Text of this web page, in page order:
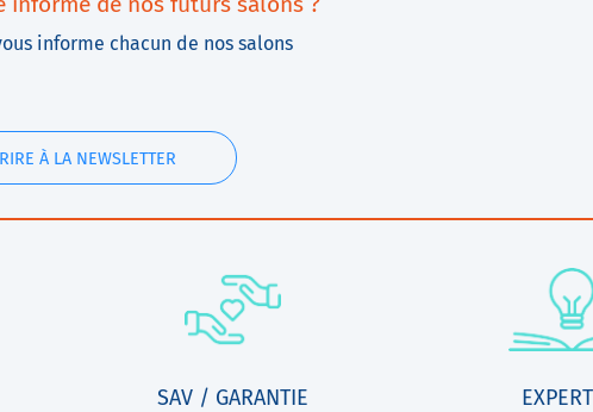
informe chacun de nos salons
À LA NEWSLETTER
SAV / GARANTIE